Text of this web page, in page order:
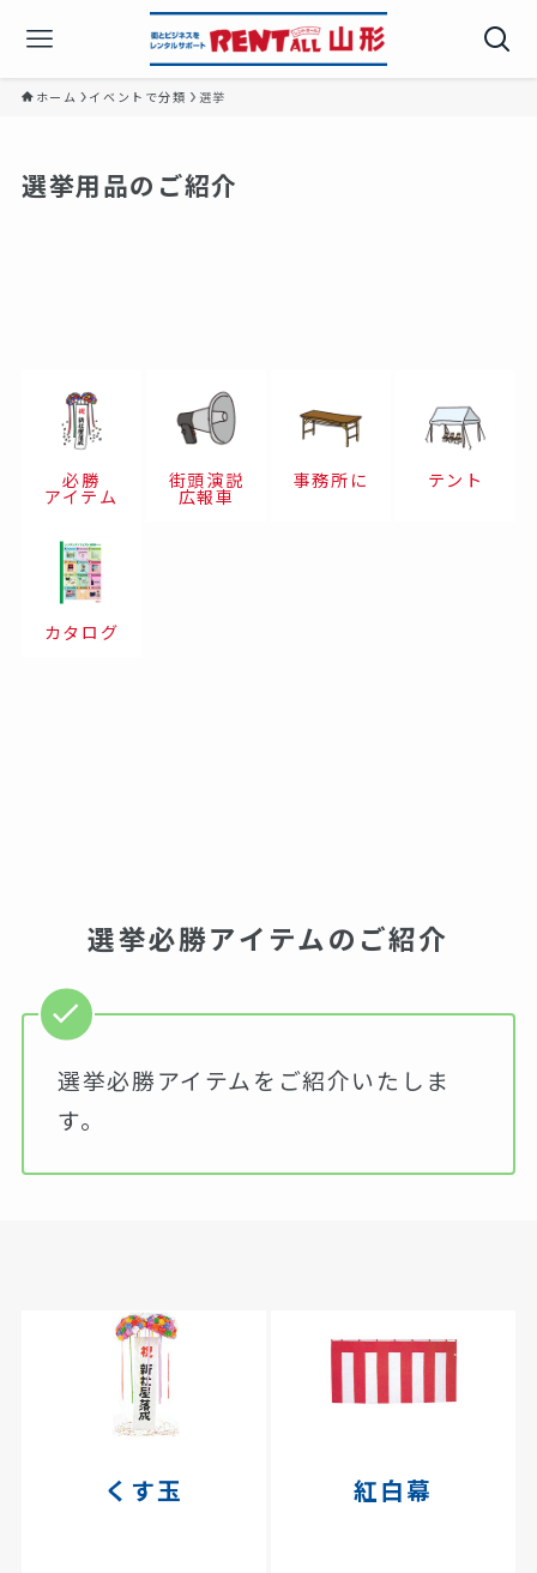
ホーム イベントで分類 選挙
選挙用品のご紹介
必勝
アイテム
街頭演説
広報車
事務所に テント
カタログ
選挙必勝アイテムのご紹介
選挙必勝アイテムをご紹介いたしま
す。
くす玉 紅白幕